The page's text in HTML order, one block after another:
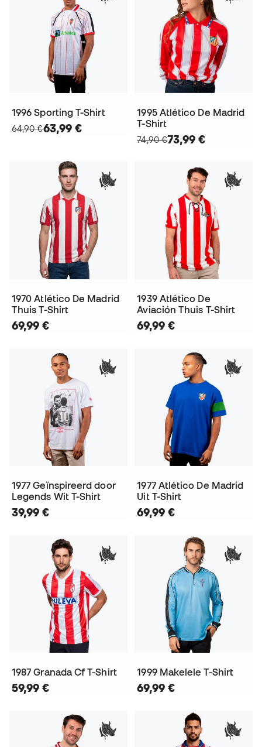
1996 Sporting T-Shirt
64,90 €63,99 €
1995 Atlético De Madrid
T-Shirt
74,90 €73,99 €
1970 Atlético De Madrid
Thuis T-Shirt
69,99 €
1939 Atlético De
Aviación Thuis T-Shirt
69,99 €
1977 Geïnspireerd door
Legends Wit T-Shirt
39,99 €
1977 Atlético De Madrid
Uit T-Shirt
69,99 €
1987 Granada Cf T-Shirt
59,99 €
1999 Makelele T-Shirt
69,99 €